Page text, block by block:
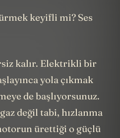
keyifli mi? Ses
kalır. Elektrikli bir
yola çıkmak
de başlıyorsunuz.
değil tabi, hızlanma
ürettiği o güçlü